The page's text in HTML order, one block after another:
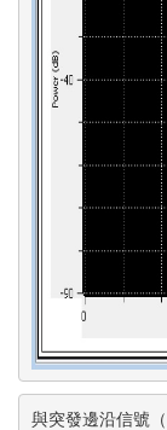
與突發邊沿信號（